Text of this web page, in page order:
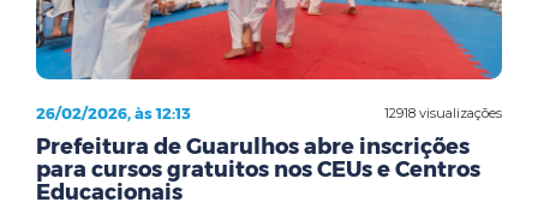
12918 visualizações
26/02/2026, às 12:13
Prefeitura de Guarulhos abre inscrições
para cursos gratuitos nos CEUs e Centros
Educacionais